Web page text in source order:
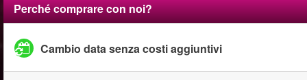
Perché comprare con noi?
Cambio data senza costi aggiuntivi